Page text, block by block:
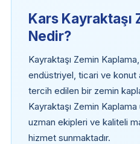
Kars Kayraktaşı
Nedir?
Kayraktaşı Zemin
endüstriyel, ticari ve konut
tercih edilen bir zemin
Kayraktaşı Zemin
uzman ekipleri ve kaliteli
hizmet sunmaktadır.